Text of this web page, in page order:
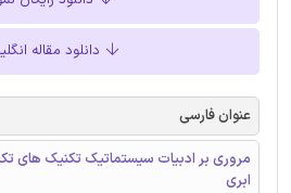
دانلود مقاله
عنوان فارسی
مروری بر ادبیات سیستماتیک تکنیک های
ابری